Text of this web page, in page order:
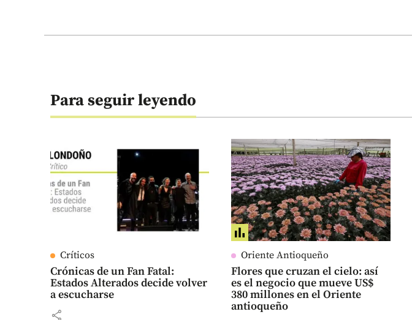
Para seguir leyendo
Críticos
Crónicas de un Fan Fatal:
Estados Alterados decide volver
a escucharse
share
Oriente Antioqueño
Flores que cruzan el cielo: así
es el negocio que mueve US$
380 millones en el Oriente
antioqueño